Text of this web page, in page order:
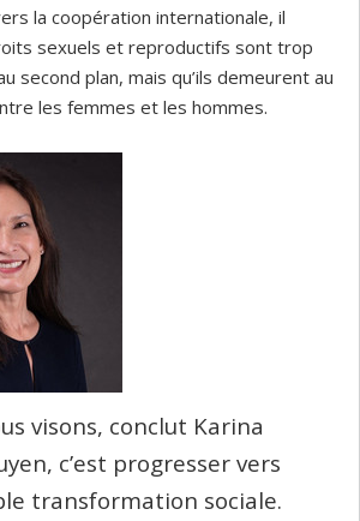
la coopération internationale, il
sexuels et reproductifs sont trop
second plan, mais qu’ils demeurent au
les femmes et les hommes.
visons, conclut Karina
c’est progresser vers
transformation sociale.